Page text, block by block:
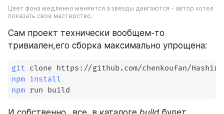
Цвет фона медленно меняется а звезды двигаются - автор хотел
показать свое мастерство.
Сам проект технически вообщем-то
тривиален,его cборка максимально упрощена:
git
npm install
npm run build